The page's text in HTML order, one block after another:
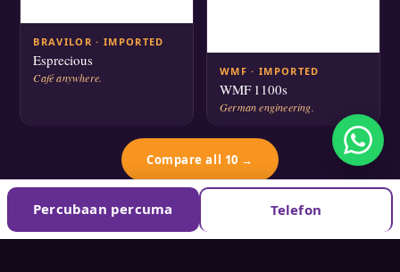
BRAVILOR · IMPORTED
Esprecious
Café anywhere. WMF · IMPORTED
WMF 1100s
German engineering.
Compare all 10 →
Percubaan percuma Telefon